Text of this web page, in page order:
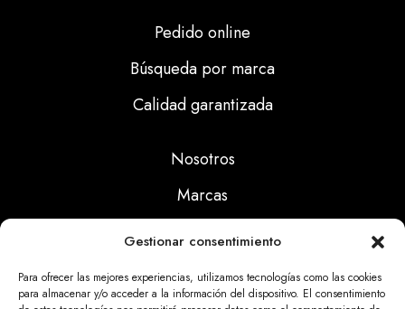
Gestionar consentimiento
Para ofrecer las mejores experiencias, utilizamos tecnologías como las cookies
para almacenar y/o acceder a la información del dispositivo. El consentimiento
Pedido online
Búsqueda por marca
Calidad garantizada
Nosotros
Marcas
Noticias